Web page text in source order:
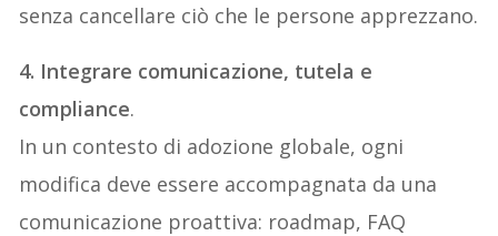
senza cancellare ciò che le persone apprezzano.
4. Integrare comunicazione, tutela e
compliance.
In un contesto di adozione globale, ogni
modifica deve essere accompagnata da una
comunicazione proattiva: roadmap, FAQ